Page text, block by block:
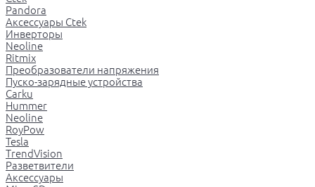
Pandora
Аксессуары Ctek
Инверторы
Neoline
Ritmix
Преобразователи напряжения
Пуско-зарядные устройства
Carku
Hummer
Neoline
RoyPow
Tesla
TrendVision
Разветвители
Аксессуары